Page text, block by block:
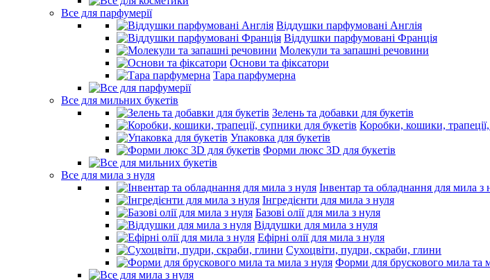
Все для парфумерії
Віддушки парфумовані Англія
Віддушки парфумовані Франція
Молекули та запашні речовини
Основи та фіксатори
Тара парфумерна
Все для мильних букетів
Зелень та добавки для букетів
Коробки, кошики,
Упаковка для букетів
Форми люкс 3D для букетів
Все для мила з нуля
Інвентар та обладнання для мила з
Інгредієнти для мила з нуля
Базові олії для мила з нуля
Віддушки для мила з нуля
Ефірні олії для мила з нуля
Сухоцвіти, пудри, скраби, глини
Форми для брускового мила та